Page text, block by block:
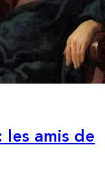
les amis de